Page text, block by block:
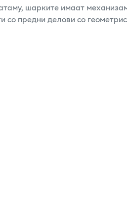
шарките имаат
предни делови со